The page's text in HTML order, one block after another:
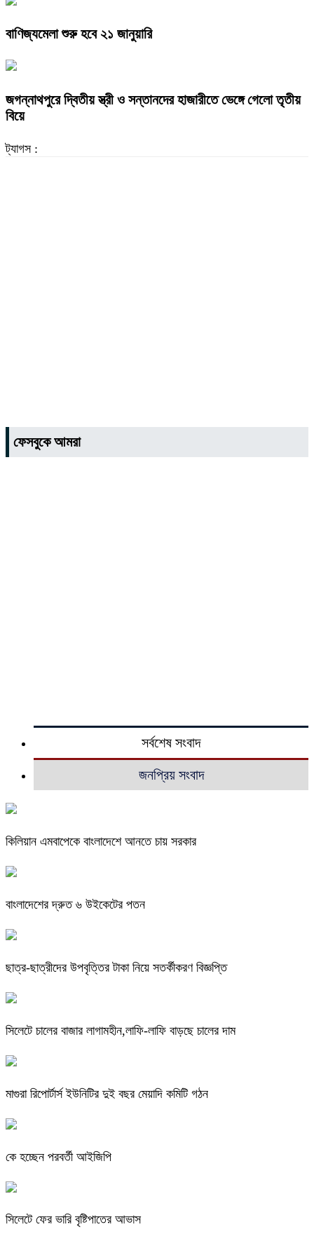
বাণিজ্যমেলা শুরু হবে ২১ জানুয়ারি
জগন্নাথপুরে দ্বিতীয় স্ত্রী ও সন্তানদের হাজারীতে ভেঙ্গে গেলো তৃতীয়
বিয়ে
ট্যাগস :
ফেসবুকে আমরা
সর্বশেষ সংবাদ
জনপ্রিয় সংবাদ
কিলিয়ান এমবাপেকে বাংলাদেশে আনতে চায় সরকার
বাংলাদেশের দ্রুত ৬ উইকেটের পতন
ছাত্র-ছাত্রীদের উপবৃত্তির টাকা নিয়ে সতর্কীকরণ বিজ্ঞপ্তি
সিলেটে চালের বাজার লাগামহীন,লাফি-লাফি বাড়ছে চালের দাম
মাগুরা রিপোর্টার্স ইউনিটির দুই বছর মেয়াদি কমিটি গঠন
কে হচ্ছেন পরবর্তী আইজিপি
সিলেটে ফের ভারি বৃষ্টিপাতের আভাস